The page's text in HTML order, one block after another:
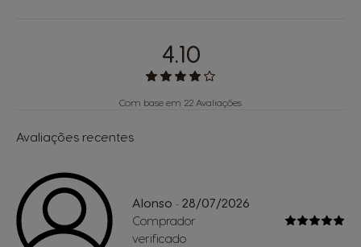
4.10
Com base em 22 Avaliações
Avaliações recentes
Alonso - 28/07/2026
Comprador
verificado